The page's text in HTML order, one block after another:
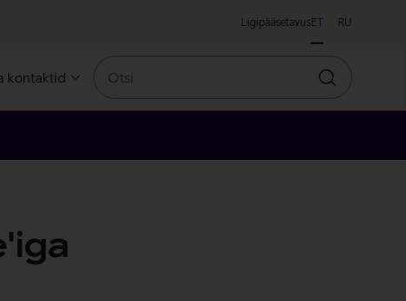
LigipääsetavusET RU
kontaktid
Otsin